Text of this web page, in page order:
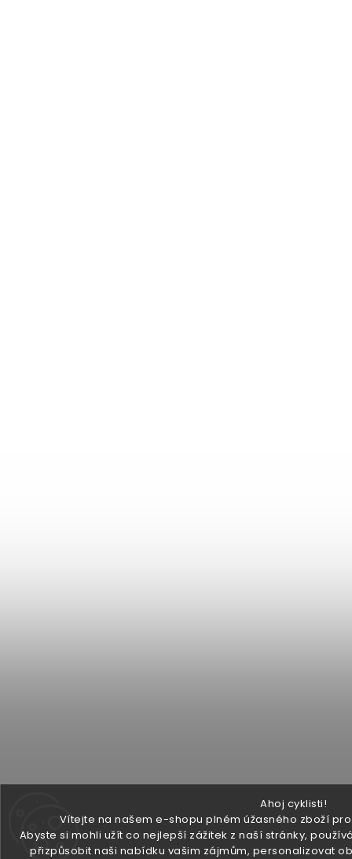
Ahoj cyklisti!
Vítejte na našem e-shopu plném úžasného zboží
Abyste si mohli užít co nejlepší zážitek z naší stránky,
přizpůsobit naši nabídku vašim zájmům, personalizovat